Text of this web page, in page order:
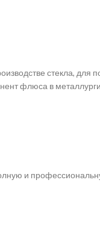
стекла, для
флюса в
и